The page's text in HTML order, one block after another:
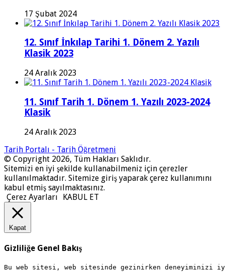
17 Şubat 2024
12. Sınıf İnkılap Tarihi 1. Dönem 2. Yazılı
Klasik 2023
24 Aralık 2023
11. Sınıf Tarih 1. Dönem 1. Yazılı 2023-2024
Klasik
24 Aralık 2023
Tarih Portalı - Tarih Öğretmeni
© Copyright 2026, Tüm Hakları Saklıdır.
Sitemizi en iyi şekilde kullanabilmeniz için çerezler
kullanılmaktadır. Sitemize giriş yaparak çerez kullanımını
kabul etmiş sayılmaktasınız.
Çerez Ayarları
KABUL ET
Kapat
Gizliliğe Genel Bakış
Bu web sitesi, web sitesinde gezinirken deneyiminizi